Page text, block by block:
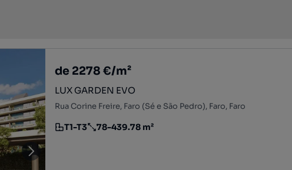
de 2278 €/m²
LUX GARDEN EVO
Rua Corine Freire, Faro (Sé e São Pedro), Faro, Faro
Tipologia
T1-T3
Preço por metro quadrado
78-439.78 m²